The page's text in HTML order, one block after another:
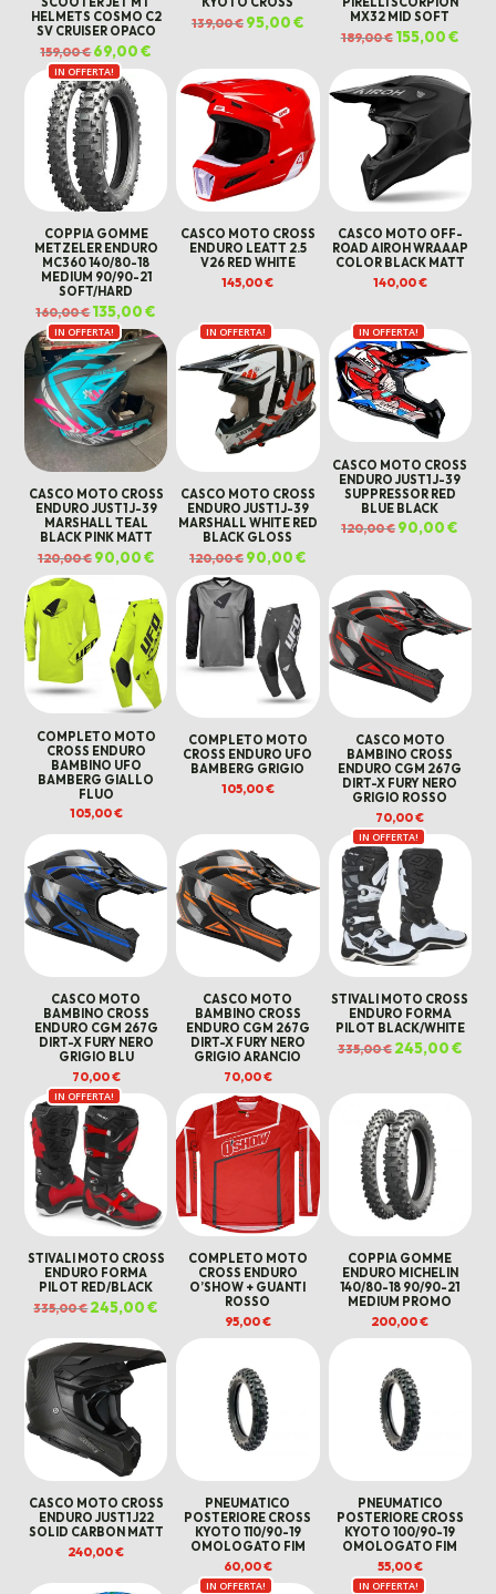
HELMETS COSMO C2
SV CRUISER OPACO
159,00€Il
prezzo
originale
era:
159,00 €.
69,00€
attuale
è:
69,00 €.
139,00€ Il
prezzo
95,00€Il
prezzo
attuale
MX32 MID SOFT
189,00€ Il
prezzo
era:
189,00 €.
155,00€Il
IN OFFERTA!
COPPIA GOMME
METZELER ENDURO
MC360 140/80-18
MEDIUM 90/90-21
SOFT/HARD
160,00€Il
prezzo
originale
era:
160,00 €.
135,00€
prezzo
attuale
è:
135,00 €.
CASCO MOTO CROSS
ENDURO LEATT 2.5
V26 RED WHITE
145,00€
CASCO MOTO OFF-
ROAD AIROH WRAAAP
COLOR BLACK MATT
140,00€
IN OFFERTA!
CASCO MOTO CROSS
ENDURO JUST1 J-39
MARSHALL TEAL
BLACK PINK MATT
120,00€ Il
prezzo
originale
era:
120,00 €.
90,00€Il
prezzo
attuale
è:
90,00 €.
IN OFFERTA!
CASCO MOTO CROSS
ENDURO JUST1 J-39
MARSHALL WHITE RED
BLACK GLOSS
120,00€ Il
prezzo
originale
era:
120,00 €.
90,00€Il
prezzo
attuale
è:
90,00 €.
IN OFFERTA!
CASCO MOTO CROSS
ENDURO JUST1 J-39
SUPPRESSOR RED
BLUE BLACK
120,00€ Il
prezzo
90,00€
COMPLETO MOTO
CROSS ENDURO
BAMBINO UFO
BAMBERG GIALLO
FLUO
105,00€
COMPLETO MOTO
CROSS ENDURO UFO
BAMBERG GRIGIO
105,00€
CASCO MOTO
BAMBINO CROSS
ENDURO CGM 267G
DIRT-X FURY NERO
GRIGIO ROSSO
70,00€
CASCO MOTO
BAMBINO CROSS
ENDURO CGM 267G
DIRT-X FURY NERO
GRIGIO BLU
70,00€
CASCO MOTO
BAMBINO CROSS
ENDURO CGM 267G
DIRT-X FURY NERO
GRIGIO ARANCIO
70,00€
IN OFFERTA!
STIVALI MOTO CROSS
ENDURO FORMA
PILOT BLACK/WHITE
335,00€ Il
prezzo
335,00 €.
245,00€Il
IN OFFERTA!
STIVALI MOTO CROSS
ENDURO FORMA
PILOT RED/BLACK
335,00€Il
prezzo
era:
335,00 €.
245,00€
245,00 €.
COMPLETO MOTO
CROSS ENDURO
O’SHOW + GUANTI
ROSSO
95,00€
COPPIA GOMME
ENDURO MICHELIN
140/80-18 90/90-21
MEDIUM PROMO
200,00€
CASCO MOTO CROSS
ENDURO JUST1 J22
SOLID CARBON MATT
240,00€
PNEUMATICO
POSTERIORE CROSS
KYOTO 110/90-19
OMOLOGATO FIM
60,00€
PNEUMATICO
POSTERIORE CROSS
KYOTO 100/90-19
OMOLOGATO FIM
55,00€
IN OFFERTA! IN OFFERTA!